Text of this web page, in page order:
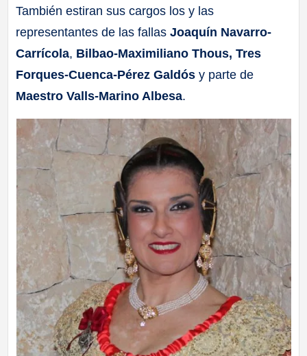
También estiran sus cargos los y las
representantes de las fallasJoaquín Navarro-
Carrícola, Bilbao-Maximiliano Thous, Tres
Forques-Cuenca-Pérez Galdósy parte de
Maestro Valls-Marino Albesa.